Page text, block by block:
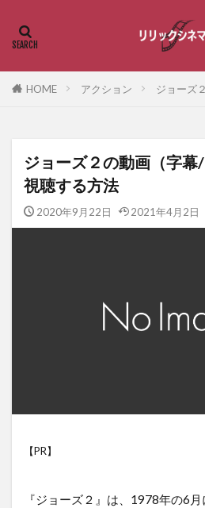
HOME アクション ジョーズ
ジョーズ２の動画（字
視聴する方法
2020年9月22日 2021年4月2日
【PR】
『ジョーズ２』は、1978年の6月